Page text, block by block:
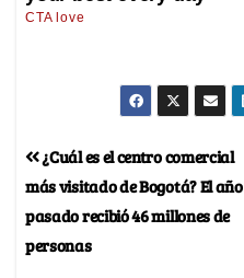
¿Cuál es el centro comercial
más visitado de Bogotá? El año
pasado recibió 46 millones de
personas